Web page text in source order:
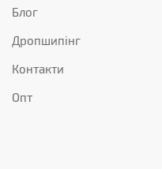
Блог
Дропшипінг
Контакти
Опт